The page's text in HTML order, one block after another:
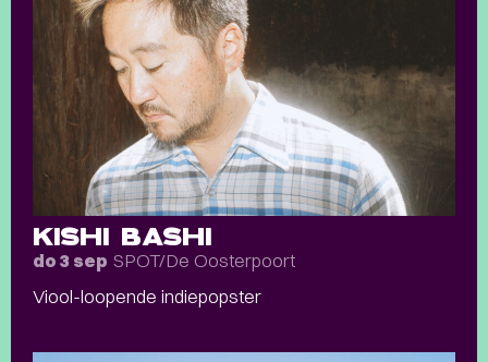
KISHI BASHI
do 3 sep SPOT/De Oosterpoort
Viool-loopende indiepopster